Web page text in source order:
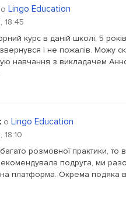
о Lingo Education
18:45
курс в даній школі, 5
і не пожалів. Можу
навчання з викладачем
о Lingo Education
розмовної практики, то
подруга, ми
платформа. Окрема подяка